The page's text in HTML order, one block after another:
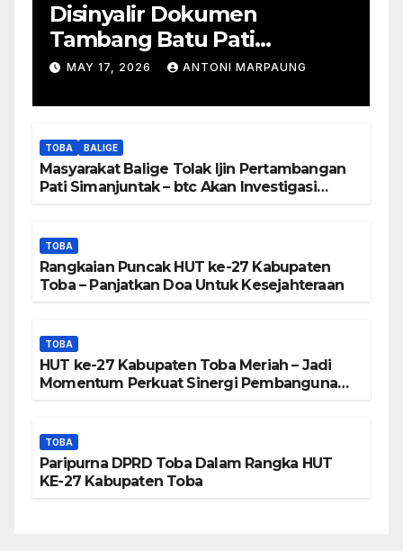
Disinyalir Dokumen
Tambang Batu Pati
Simanjuntak Palsu – Jerry
Berada Di DTA – Frengki
Pardede : Kami Tidak Miliki
Peta DTA – Tanda Tangan
Masyarakat Diduga
MAY 17, 2026 ANTONI MARPAUNG
TOBA BALIGE
Masyarakat Balige Tolak Ijin Pertambangan
Pati Simanjuntak – btc Akan Investigasi
TOBA
Rangkaian Puncak HUT ke-27 Kabupaten
Toba – Panjatkan Doa Untuk Kesejahteraan
TOBA
HUT ke-27 Kabupaten Toba Meriah – Jadi
Momentum Perkuat Sinergi Pembangunan
TOBA
Paripurna DPRD Toba Dalam Rangka HUT
KE-27 Kabupaten Toba